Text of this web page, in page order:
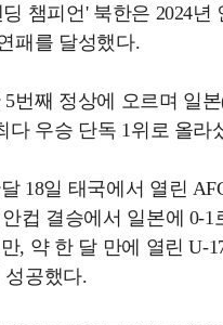
챔피언' 북한은 2024년
패를 달성했다.
번째 정상에 오르며 일
다 우승 단독 1위로 올라
18일 태국에서 열린
컵 결승에서 일본에 0-1
, 약 한 달 만에 열린 U-
성공했다.